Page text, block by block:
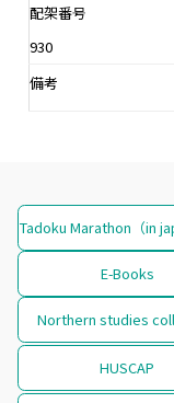
配架番号
930
備考
Tadoku Marathon（in
E-Books
Northern studies
HUSCAP